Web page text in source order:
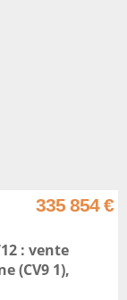
335 854 €
: vente
(CV9 1),